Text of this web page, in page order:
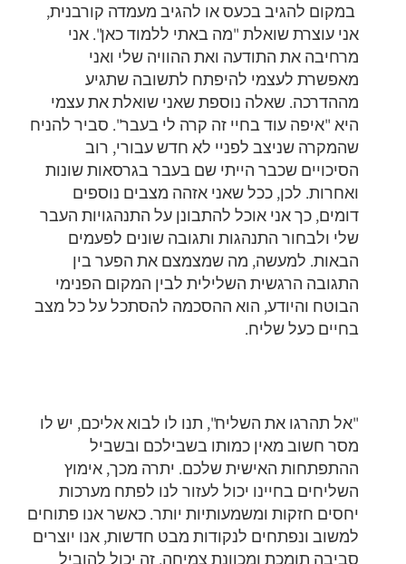
במקום להגיב בכעס או להגיב מעמדה קורבנית,
אני עוצרת שואלת "מה באתי ללמוד כאן". אני
מרחיבה את התודעה ואת ההוויה שלי ואני
מאפשרת לעצמי להיפתח לתשובה שתגיע
מההדרכה. שאלה נוספת שאני שואלת את עצמי
היא "איפה עוד בחיי זה קרה לי בעבר". סביר להניח
שהמקרה שניצב לפניי לא חדש עבורי, רוב
הסיכויים שכבר הייתי שם בעבר בגרסאות שונות
ואחרות. לכן, ככל שאני אזהה מצבים נוספים
דומים, כך אני אוכל להתבונן על התנהגויות העבר
שלי ולבחור התנהגות ותגובה שונים לפעמים
הבאות. למעשה, מה שמצמצם את הפער בין
התגובה הרגשית השלילית לבין המקום הפנימי
הבוטח והיודע, הוא ההסכמה להסתכל על כל מצב
בחיים כעל שליח.
"אל תהרגו את השליח", תנו לו לבוא אליכם, יש לו
מסר חשוב מאין כמותו בשבילכם ובשביל
ההתפתחות האישית שלכם. יתרה מכך, אימוץ
השליחים בחיינו יכול לעזור לנו לפתח מערכות
יחסים חזקות ומשמעותיות יותר. כאשר אנו פתוחים
למשוב ונפתחים לנקודות מבט חדשות, אנו יוצרים
סביבה תומכת ומכוונת צמיחה. זה יכול להוביל